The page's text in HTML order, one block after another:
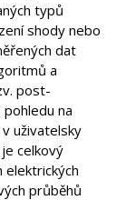
typů
shody nebo
dat
a
post-
na
uživatelsky
celkový
elektrických
průběhů